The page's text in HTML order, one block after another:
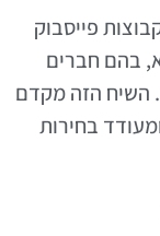
פייסבוק
בהם חברים
השיח הזה מקדם
בחירות